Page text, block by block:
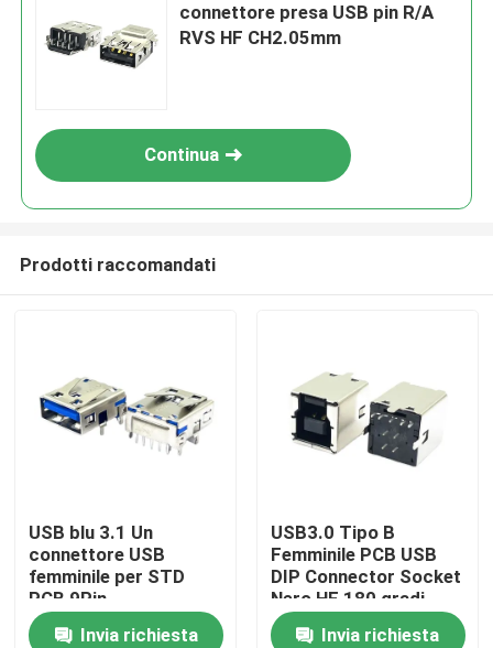
Casa
connettore presa USB pin R/A
RVS HF CH2.05mm
Continua
Prodotti raccomandati
USB blu 3.1 Un
connettore USB
femminile per STD
PCB 9Pin
Invia richiesta
USB3.0 Tipo B
Femminile PCB USB
DIP Connector Socket
Nero HF 180 gradi
Forma T
Invia richiesta